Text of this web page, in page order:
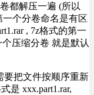
都解压一遍 (所以
个分卷命名是有区
, 7z格式的第一
压缩分卷 就是默认
要把文件按顺序重新
是 xxx.part1.rar,